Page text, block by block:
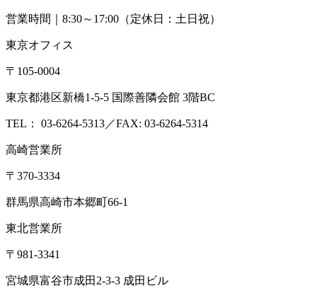
営業時間｜8:30～17:00（定休日：土日祝）
東京オフィス
〒105-0004
東京都港区新橋1-5-5 国際善隣会館 3階BC
TEL： 03-6264-5313／FAX: 03-6264-5314
高崎営業所
〒370-3334
群馬県高崎市本郷町66-1
東北営業所
〒981-3341
宮城県富谷市成田2-3-3 成田ビル